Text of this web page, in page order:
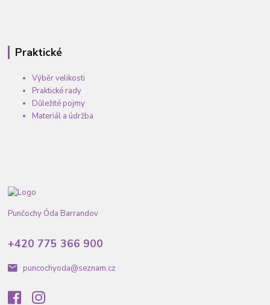
Praktické
Výběr velikosti
Praktické rady
Důležité pojmy
Materiál a údržba
Punčochy Óda Barrandov
+420 775 366 900
puncochyoda@seznam.cz